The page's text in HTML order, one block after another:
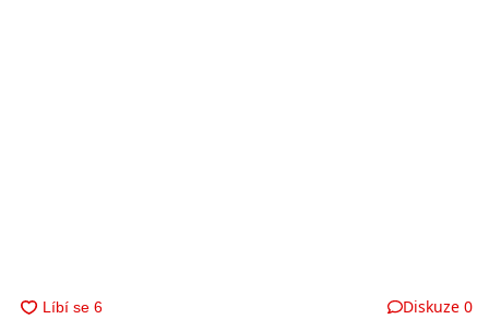
Diskuze 0